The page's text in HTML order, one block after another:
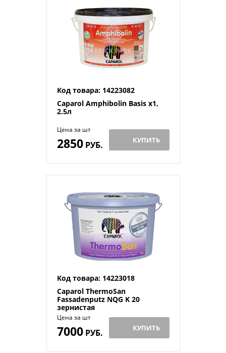
Код товара: 14223082
Caparol Amphibolin Basis x1,
2.5л
Цена за шт
2850РУБ. КУПИТЬ
Код товара: 14223018
Caparol ThermoSan
Fassadenputz NQG K 20
зернистая
Цена за шт
7000РУБ. КУПИТЬ